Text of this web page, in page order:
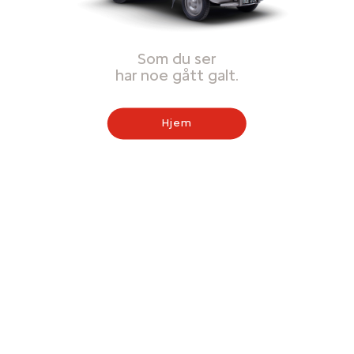
Som du ser
har noe gått galt.
Hjem